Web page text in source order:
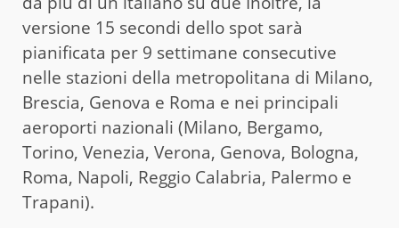
versione 15 secondi dello spot sarà
pianificata per 9 settimane consecutive
nelle stazioni della metropolitana di Milano,
Brescia, Genova e Roma e nei principali
aeroporti nazionali (Milano, Bergamo,
Torino, Venezia, Verona, Genova, Bologna,
Roma, Napoli, Reggio Calabria, Palermo e
Trapani).